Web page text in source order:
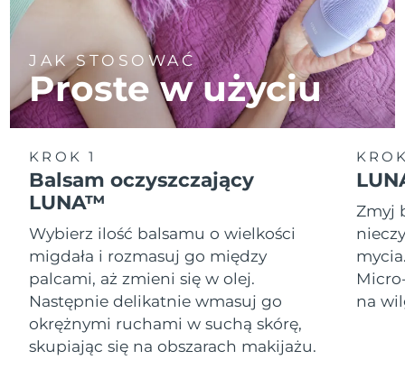
JAK STOSOWAĆ
Proste w użyciu
KROK 1
Balsam oczyszczający
LUNA™
Wybierz ilość balsamu o wielkości
migdała i rozmasuj go między
palcami, aż zmieni się w olej.
Następnie delikatnie wmasuj go
okrężnymi ruchami w suchą skórę,
skupiając się na obszarach makijażu.
Zmyj
na